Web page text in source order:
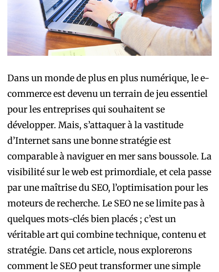
Dans un monde de plus en plus numérique, le e-
commerce est devenu un terrain de jeu essentiel
pour les entreprises qui souhaitent se
développer. Mais, s’attaquer à la vastitude
d’Internet sans une bonne stratégie est
comparable à naviguer en mer sans boussole. La
visibilité sur le web est primordiale, et cela passe
par une maîtrise du SEO, l’optimisation pour les
moteurs de recherche. Le SEO ne se limite pas à
quelques mots-clés bien placés ; c’est un
véritable art qui combine technique, contenu et
stratégie. Dans cet article, nous explorerons
comment le SEO peut transformer une simple